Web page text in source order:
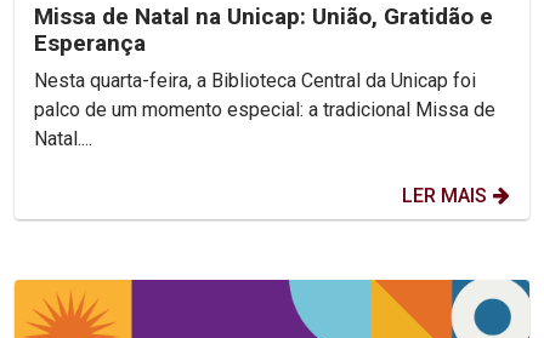
Missa de Natal na Unicap: União, Gratidão e
Esperança
Nesta quarta-feira, a Biblioteca Central da Unicap foi
palco de um momento especial: a tradicional Missa de
Natal....
LER MAIS